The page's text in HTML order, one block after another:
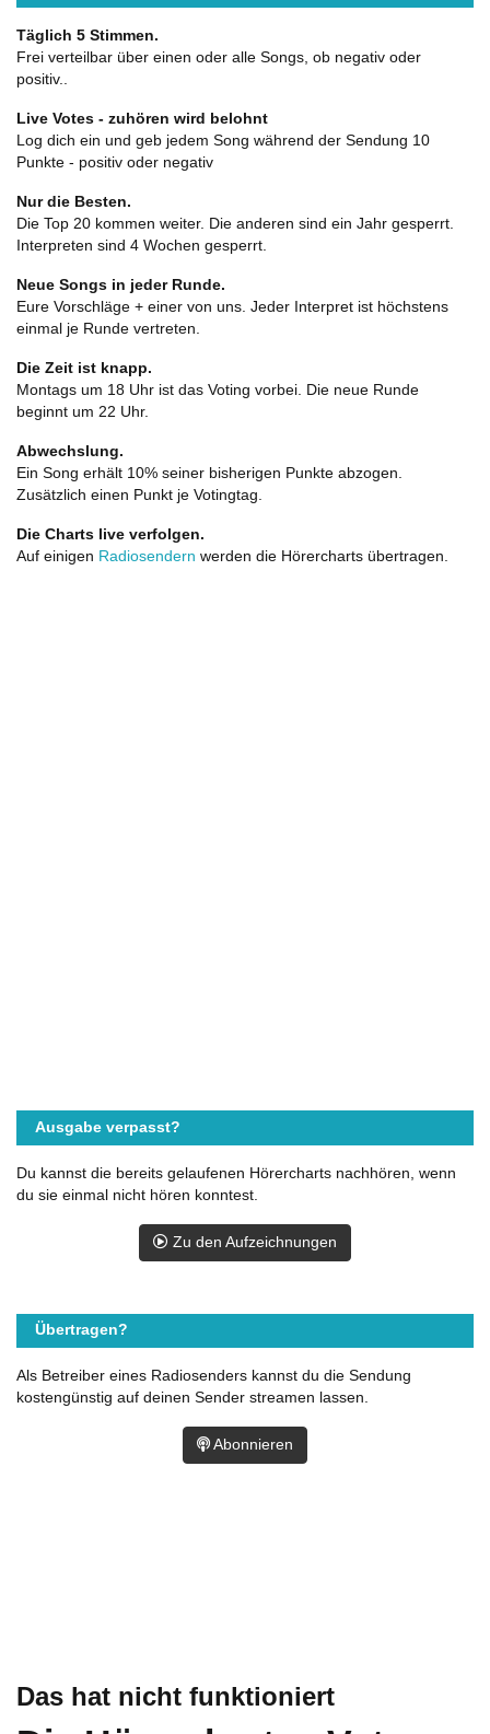
Das hat nicht funktioniert
Täglich 5 Stimmen.
Frei verteilbar über einen oder alle Songs, ob negativ oder
positiv..
Live Votes - zuhören wird belohnt
Log dich ein und geb jedem Song während der Sendung 10
Punkte - positiv oder negativ
Nur die Besten.
Die Top 20 kommen weiter. Die anderen sind ein Jahr gesperrt.
Interpreten sind 4 Wochen gesperrt.
Neue Songs in jeder Runde.
Eure Vorschläge + einer von uns. Jeder Interpret ist höchstens
einmal je Runde vertreten.
Die Zeit ist knapp.
Montags um 18 Uhr ist das Voting vorbei. Die neue Runde
beginnt um 22 Uhr.
Abwechslung.
Ein Song erhält 10% seiner bisherigen Punkte abzogen.
Zusätzlich einen Punkt je Votingtag.
Die Charts live verfolgen.
Auf einigen Radiosendern werden die Hörercharts übertragen.
Ausgabe verpasst?
Du kannst die bereits gelaufenen Hörercharts nachhören, wenn
du sie einmal nicht hören konntest.
Zu den Aufzeichnungen
Übertragen?
Als Betreiber eines Radiosenders kannst du die Sendung
kostengünstig auf deinen Sender streamen lassen.
Abonnieren